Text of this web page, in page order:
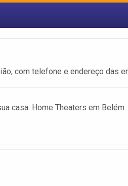
com telefone e endereço das
casa. Home Theaters em Belém.